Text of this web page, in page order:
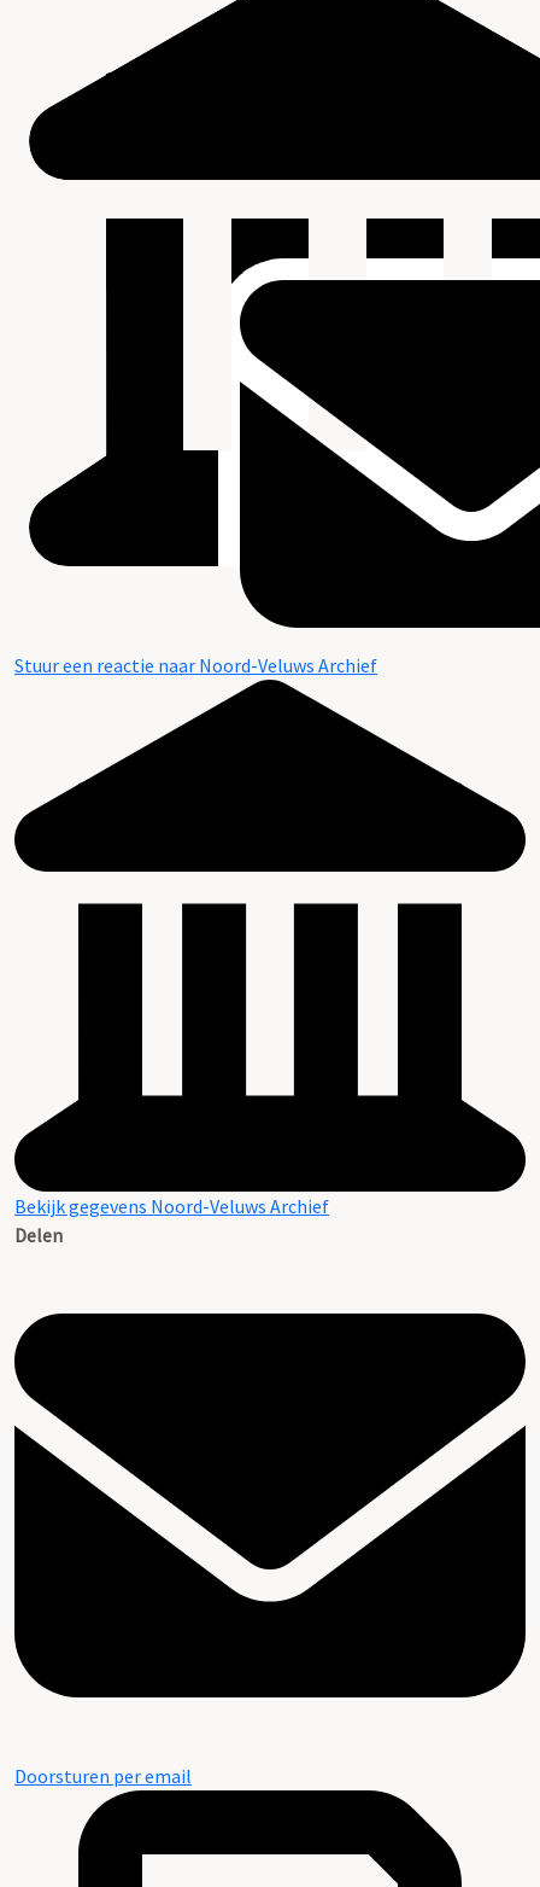
Stuur een reactie naar Noord-Veluws Archief
Bekijk gegevens Noord-Veluws Archief
Delen
Doorsturen per email